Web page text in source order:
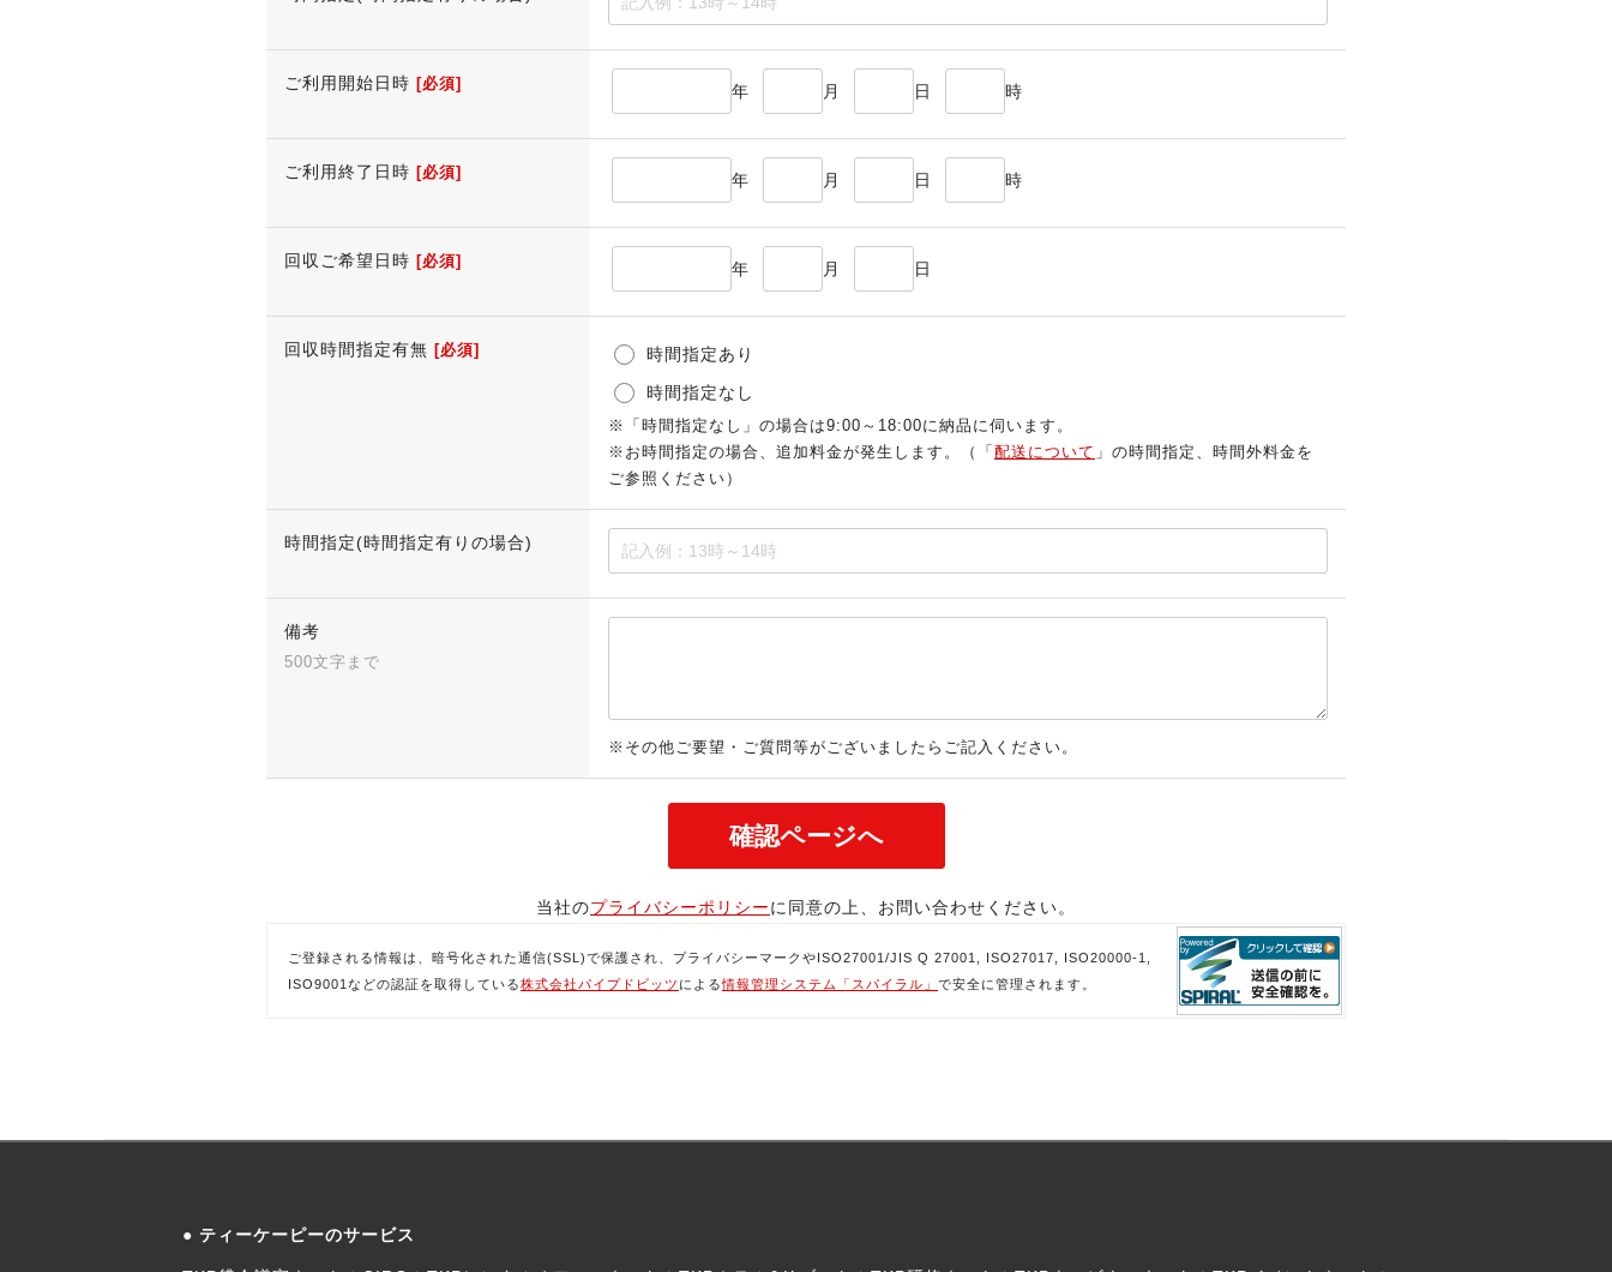
ご利用開始日時 [必須] 年 月 日 時
ご利用終了日時 [必須] 年 月 日 時
回収ご希望日時 [必須] 年 月 日
回収時間指定有無 [必須]
時間指定あり
時間指定なし
※「時間指定なし」の場合は9:00～18:00に納品に伺います。
※お時間指定の場合、追加料金が発生します。（「 配送について 」の時間指定、時間外料金を
ご参照ください）
時間指定(時間指定有りの場合)
備考
500文字まで
※その他ご要望・ご質問等がございましたらご記入ください。
当社のプライバシーポリシーに同意の上、お問い合わせください。
ご登録される情報は、暗号化された通信(SSL)で保護され、プライバシーマークやISO27001/JIS Q 27001, ISO27017, ISO20000-1,
ISO9001などの認証を取得している株式会社パイプドビッツ による情報管理システム「スパイラル」 で安全に管理されます。
ティーケーピーのサービス